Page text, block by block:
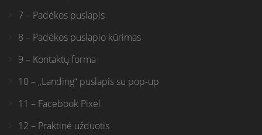
7 – Padėkos puslapis
8 – Padėkos puslapio kūrimas
9 – Kontaktų forma
10 – „Landing“ puslapis su pop-up
11 – Facebook Pixel
12 – Praktinė užduotis